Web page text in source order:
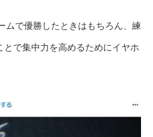
ムで優勝したときはもちろん、練
とで集中力を高めるためにイヤホ